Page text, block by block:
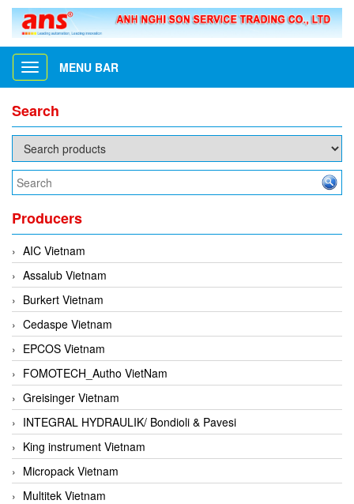
Toggle
navigation
MENU BAR
Search
Producers
AIC Vietnam
Assalub Vietnam
Burkert Vietnam
Cedaspe Vietnam
EPCOS Vietnam
FOMOTECH_Autho VietNam
Greisinger Vietnam
INTEGRAL HYDRAULIK/ Bondioli & Pavesi
King instrument Vietnam
Micropack Vietnam
Multitek Vietnam